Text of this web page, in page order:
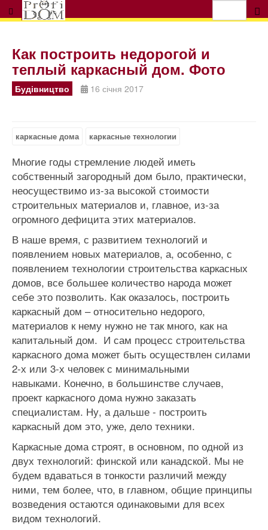
Как построить недорогой и
теплый каркасный дом. Фото
Будівництво 16 січня 2017
каркасные дома каркасные технологии
Многие годы стремление людей иметь
собственный загородный дом было, практически,
неосуществимо из-за высокой стоимости
строительных материалов и, главное, из-за
огромного дефицита этих материалов.
В наше время, с развитием технологий и
появлением новых материалов, а, особенно, с
появлением технологии строительства каркасных
домов, все большее количество народа может
себе это позволить. Как оказалось, построить
каркасный дом – относительно недорого,
материалов к нему нужно не так много, как на
капитальный дом. И сам процесс строительства
каркасного дома может быть осуществлен силами
2-х или 3-х человек с минимальными
навыками. Конечно, в большинстве случаев,
проект каркасного дома нужно заказать
специалистам. Ну, а дальше - построить
каркасный дом это, уже, дело техники.
Каркасные дома строят, в основном, по одной из
двух технологий: финской или канадской. Мы не
будем вдаваться в тонкости различий между
ними, тем более, что, в главном, общие принципы
возведения остаются одинаковыми для всех
видом технологий.